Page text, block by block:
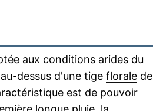
aux conditions arides du
dessus d'une tige florale de
est de pouvoir